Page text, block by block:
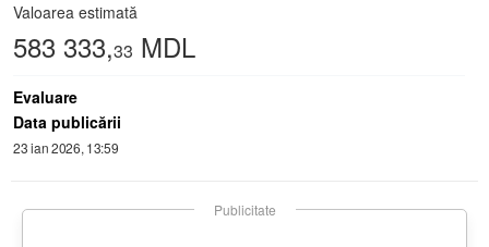
Valoarea estimată
583 333,33 MDL
Evaluare
Data publicării
23 ian 2026, 13:59
Publicitate